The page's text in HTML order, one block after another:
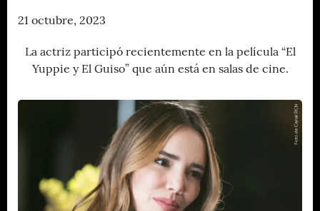
21 octubre, 2023
La actriz participó recientemente en la película “El
Yuppie y El Guiso” que aún está en salas de cine.